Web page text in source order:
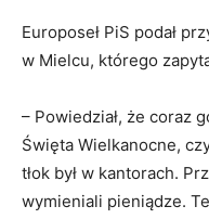
Europoseł PiS podał
w Mielcu, którego
– Powiedział, że coraz
Święta Wielkanocne,
tłok był w kantorach.
wymieniali pieniądze.